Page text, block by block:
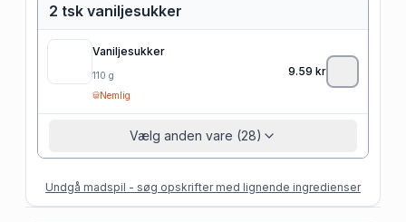
2 tsk vaniljesukker
Vaniljesukker
110 g
Nemlig
9.59 kr
Vælg anden vare (28)
Undgå madspil - søg opskrifter med lignende ingredienser